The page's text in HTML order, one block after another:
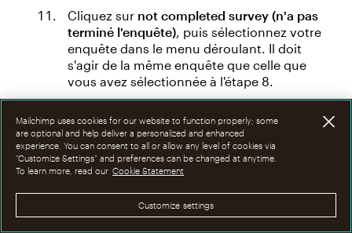
Cliquez sur not completed survey (n'a pas
terminé l'enquête), puis sélectionnez votre
enquête dans le menu déroulant. Il doit
s'agir de la même enquête que celle que
vous avez sélectionnée à l'étape 8.
segment).
Saisissez un nom pour votre segment dans
le champNommer votre segment.
Cliquez sur< Retourpour apporter des
Mailchimp uses cookies for our website to function properly; some
are optional and help deliver a personalized and enhanced
experience. You can consent to all or allow any level of cookies via
“Customize Settings” and preferences can be changed at anytime.
To learn more, read our Cookie Statement
Customize settings